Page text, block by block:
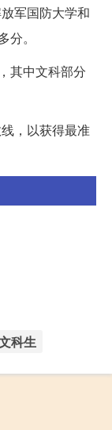
军国防大学和
。
其中文科部分
，以获得最准
科生